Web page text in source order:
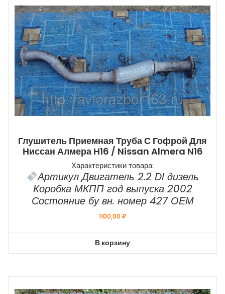
Глушитель Приемная Труба С Гофрой Для
Ниссан Алмера Н16 / Nissan Almera N16
Характеристики товара:
Артикул Двигатель 2.2 DI дизель
Коробка МКПП год выпуска 2002
Состояние бу вн. номер 427 ОЕМ
1100,00₽
В корзину